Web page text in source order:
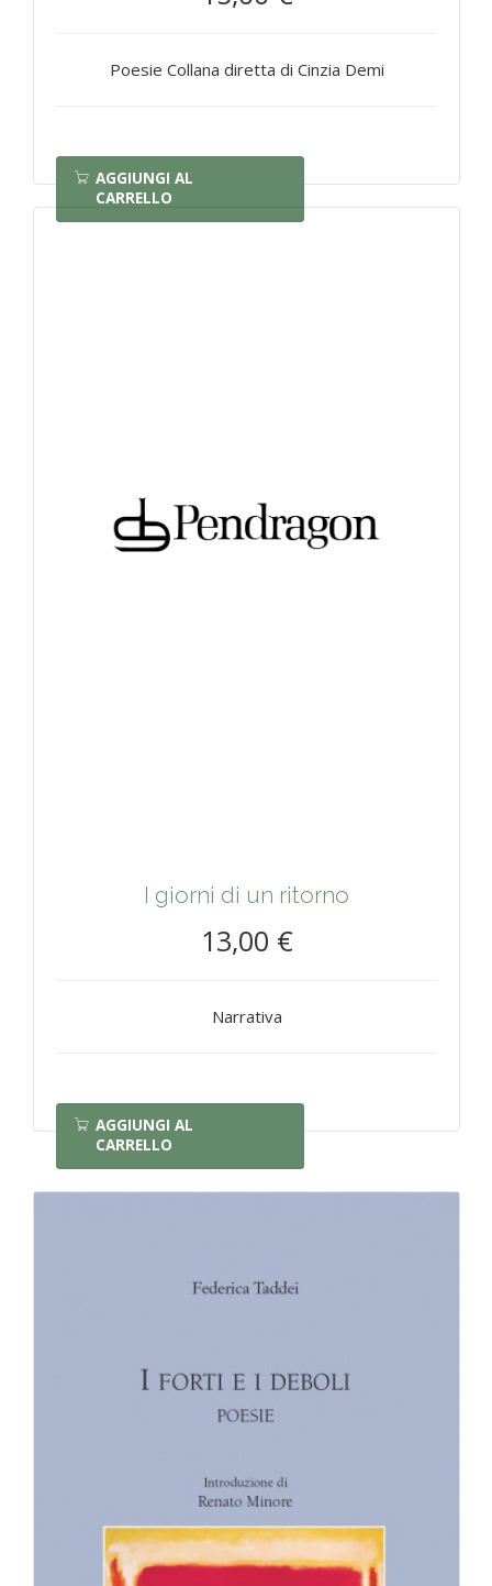
Poesie Collana diretta di Cinzia Demi
AGGIUNGI AL
CARRELLO
I giorni di un ritorno
13,00 €
Narrativa
AGGIUNGI AL
CARRELLO